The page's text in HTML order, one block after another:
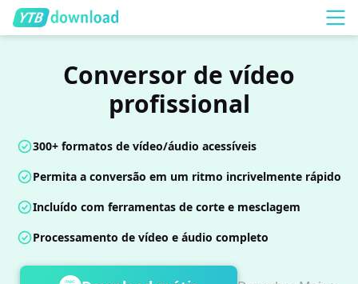
Conversor de vídeo
profissional
300+ formatos de vídeo/áudio acessíveis
Permita a conversão em um ritmo incrivelmente rápido
Incluído com ferramentas de corte e mesclagem
Processamento de vídeo e áudio completo